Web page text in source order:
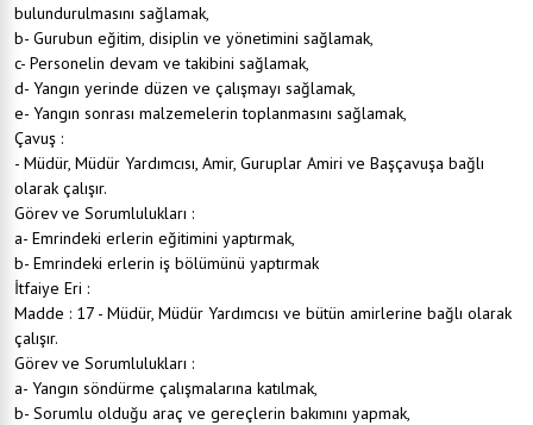
bulundurulmasını sağlamak,
b- Gurubun eğitim, disiplin ve yönetimini sağlamak,
c- Personelin devam ve takibini sağlamak,
d- Yangın yerinde düzen ve çalışmayı sağlamak,
e- Yangın sonrası malzemelerin toplanmasını sağlamak,
Çavuş :
- Müdür, Müdür Yardımcısı, Amir, Guruplar Amiri ve Başçavuşa bağlı
olarak çalışır.
Görev ve Sorumlulukları :
a- Emrindeki erlerin eğitimini yaptırmak,
b- Emrindeki erlerin iş bölümünü yaptırmak
İtfaiye Eri :
Madde : 17 - Müdür, Müdür Yardımcısı ve bütün amirlerine bağlı olarak
çalışır.
Görev ve Sorumlulukları :
a- Yangın söndürme çalışmalarına katılmak,
b- Sorumlu olduğu araç ve gereçlerin bakımını yapmak,